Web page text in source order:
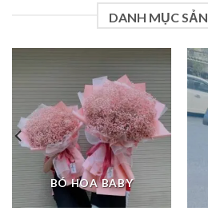
DANH MỤC
BÓ HOA BABY